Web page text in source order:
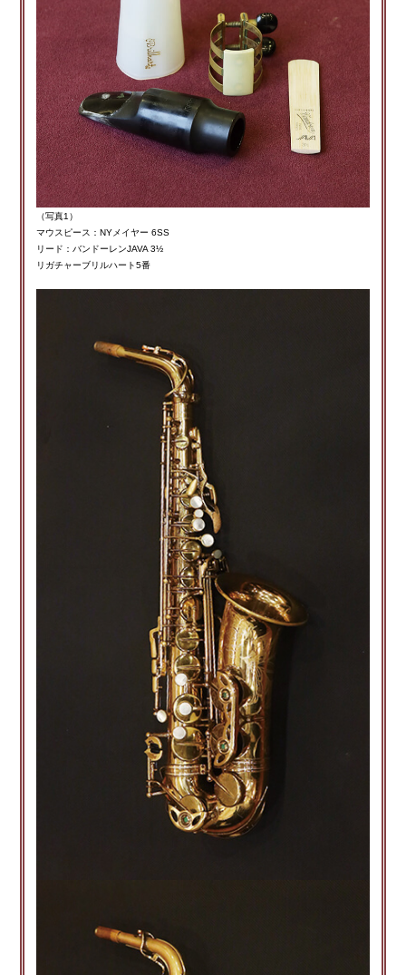
（写真1）
マウスピース：NYメイヤー 6SS
リード：バンドーレンJAVA 3½
リガチャーブリルハート5番